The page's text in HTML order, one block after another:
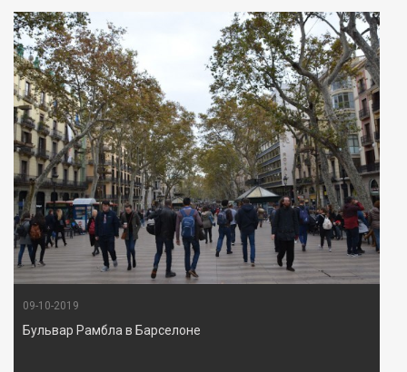
09-10-2019
Бульвар Рамбла в Барселоне